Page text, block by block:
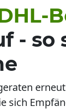
- so
sich